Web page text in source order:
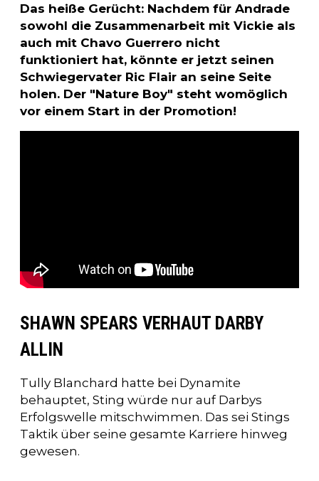
Das heiße Gerücht: Nachdem für Andrade
sowohl die Zusammenarbeit mit Vickie als
auch mit Chavo Guerrero nicht
funktioniert hat, könnte er jetzt seinen
Schwiegervater Ric Flair an seine Seite
holen. Der "Nature Boy" steht womöglich
vor einem Start in der Promotion!
SHAWN SPEARS VERHAUT DARBY
ALLIN
Tully Blanchard hatte bei Dynamite
behauptet, Sting würde nur auf Darbys
Erfolgswelle mitschwimmen. Das sei Stings
Taktik über seine gesamte Karriere hinweg
gewesen.